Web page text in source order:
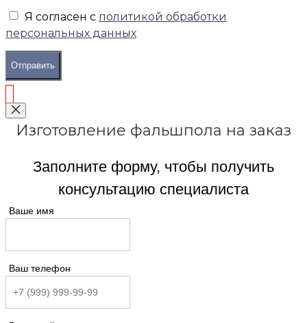
Я согласен с политикой обработки
персональных данных
Отправить
Изготовление фальшпола на заказ
Заполните форму, чтобы получить
консультацию специалиста
Ваше имя
Ваш телефон